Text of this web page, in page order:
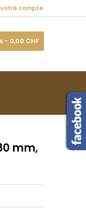
votre compte
- 0,00 CHF
mm,